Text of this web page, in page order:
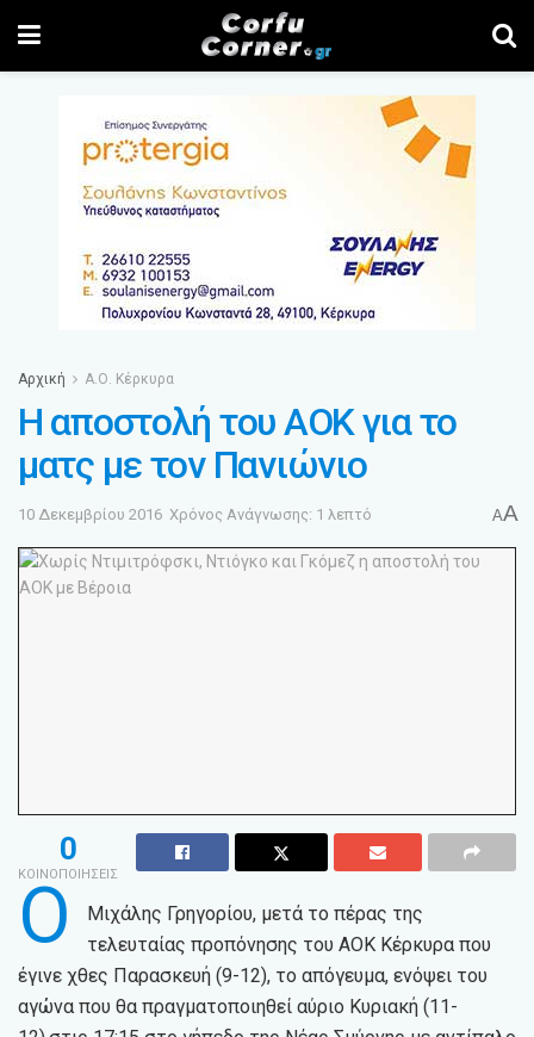
Αρχική Α.Ο. Κέρκυρα
Η αποστολή του ΑΟΚ για το
ματς με τον Πανιώνιο
10 Δεκεμβρίου 2016 Χρόνος Ανάγνωσης: 1 λεπτό AA
0
ΚΟΙΝΟΠΟΙΗΣΕΙΣ
Ο
Μιχάλης Γρηγορίου, μετά το πέρας της
τελευταίας προπόνησης του ΑΟΚ Κέρκυρα που
έγινε χθες Παρασκευή (9-12), το απόγευμα, ενόψει του
αγώνα που θα πραγματοποιηθεί αύριο Κυριακή (11-